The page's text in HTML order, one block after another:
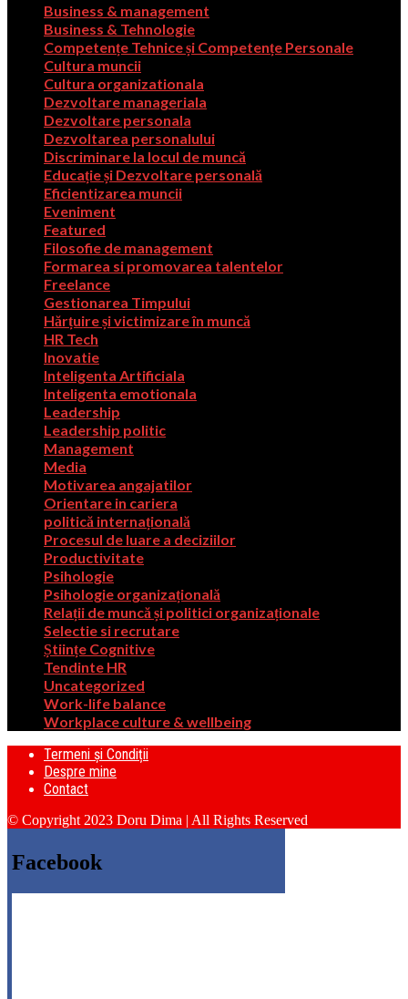
Business & management
Business & Tehnologie
Competențe Tehnice și Competențe Personale
Cultura muncii
Cultura organizationala
Dezvoltare manageriala
Dezvoltare personala
Dezvoltarea personalului
Discriminare la locul de muncă
Educație și Dezvoltare personală
Eficientizarea muncii
Eveniment
Featured
Filosofie de management
Formarea si promovarea talentelor
Freelance
Gestionarea Timpului
Hărțuire și victimizare în muncă
HR Tech
Inovatie
Inteligenta Artificiala
Inteligenta emotionala
Leadership
Leadership politic
Management
Media
Motivarea angajatilor
Orientare in cariera
politică internațională
Procesul de luare a deciziilor
Productivitate
Psihologie
Psihologie organizațională
Relații de muncă și politici organizaționale
Selectie si recrutare
Științe Cognitive
Tendinte HR
Uncategorized
Work-life balance
Workplace culture & wellbeing
Termeni și Condiții
Despre mine
Contact
© Copyright 2023 Doru Dima | All Rights Reserved
Facebook